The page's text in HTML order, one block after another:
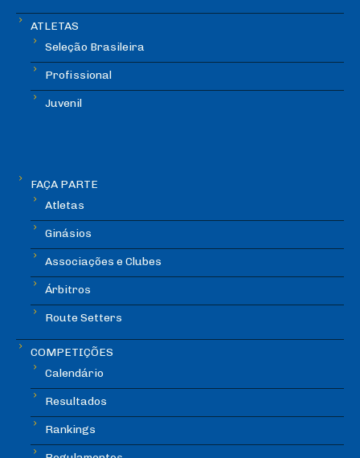
ATLETAS
Seleção Brasileira
Profissional
Juvenil
FAÇA PARTE
Atletas
Ginásios
Associações e Clubes
Árbitros
Route Setters
COMPETIÇÕES
Calendário
Resultados
Rankings